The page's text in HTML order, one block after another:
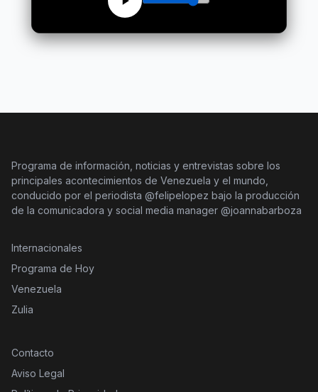
Programa de información, noticias y entrevistas sobre los
principales acontecimientos de Venezuela y el mundo,
conducido por el periodista @felipelopez bajo la producción
de la comunicadora y social media manager @joannabarboza
Internacionales
Programa de Hoy
Venezuela
Zulia
Contacto
Aviso Legal